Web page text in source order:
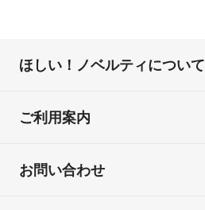
ほしい！ノベルティについて
ご利用案内
お問い合わせ